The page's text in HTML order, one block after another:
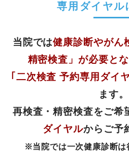
専用ダイヤル
当院では健康診断やがん
精密検査」が必要と
｢二次検査 予約専用ダイ
ます。
再検査・精密検査をご希
ダイヤルからご予
※当院では一次健康診断は